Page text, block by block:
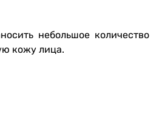
небольшое количество
кожу лица.